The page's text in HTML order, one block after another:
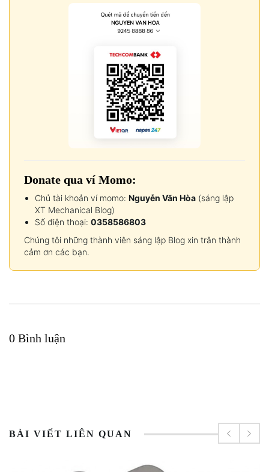
Donate qua ví Momo:
Chủ tài khoản ví momo: Nguyễn Văn Hòa (sáng lập
XT Mechanical Blog)
Số điện thoại: 0358586803
Chúng tôi những thành viên sáng lập Blog xin trân thành
cảm ơn các bạn.
0 Bình luận
BÀI VIẾT LIÊN QUAN